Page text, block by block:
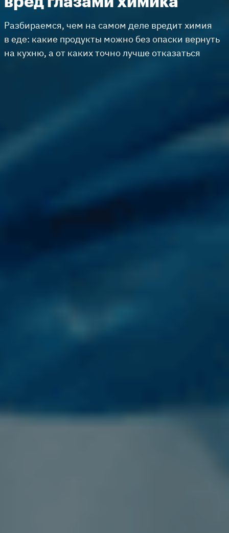
Разбираемся, чем на самом деле вредит химия
в еде: какие продукты можно без опаски вернуть
на кухню, а от каких точно лучше отказаться